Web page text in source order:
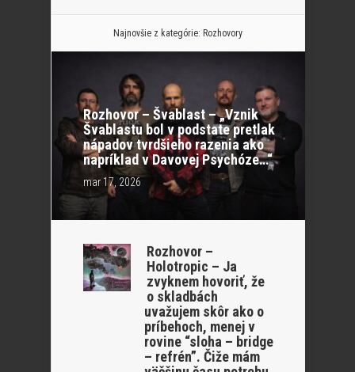
Najnovšie z kategórie: Rozhovory
Rozhovor – Švablast – „Vznik
Švablastu bol v podstate pretlak
nápadov tvrdšieho razenia ako
napríklad v Davovej Psychóze…“
mar 17, 2026
Rozhovor –
Holotropic – Ja
zvyknem hovoriť, že
o skladbách
uvažujem skôr ako o
príbehoch, menej v
rovine “sloha – bridge
– refrén”. Čiže mám